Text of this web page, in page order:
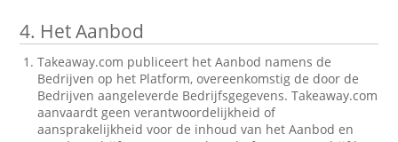
4. Het Aanbod
Takeaway.com publiceert het Aanbod namens de
Bedrijven op het Platform, overeenkomstig de door de
Bedrijven aangeleverde Bedrijfsgegevens. Takeaway.com
aanvaardt geen verantwoordelijkheid of
aansprakelijkheid voor de inhoud van het Aanbod en